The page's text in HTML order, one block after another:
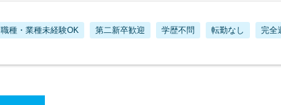
職種・業種未経験OK 第二新卒歓迎 学歴不問 転勤なし 完全